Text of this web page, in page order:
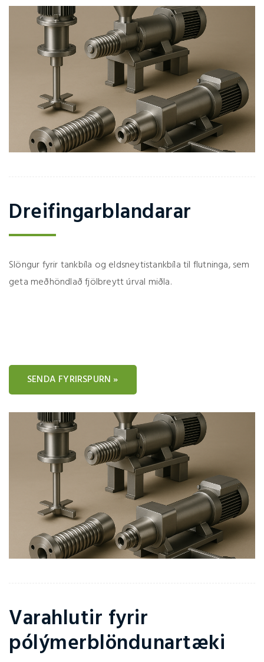
Dreifingarblandarar
Slöngur fyrir tankbíla og eldsneytistankbíla til flutninga, sem
geta meðhöndlað fjölbreytt úrval miðla.
SENDA FYRIRSPURN »
Varahlutir fyrir
pólýmerblöndunartæki